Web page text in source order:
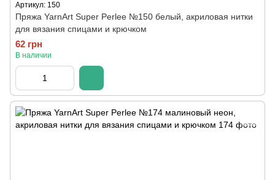
Артикул: 150
Пряжа YarnArt Super Perlee №150 белый, акриловая нитки
для вязания спицами и крючком
62 грн
В наличии